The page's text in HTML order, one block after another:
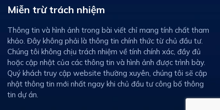
Miễn trừ trách nhiệm
Thông tin và hình ảnh trong bài viết chỉ mang tính chất tham
khảo. Đây không phải là thông tin chính thức từ chủ đầu tư.
Chúng tôi không chịu trách nhiệm về tính chính xác, đầy đủ
hoặc cập nhật của các thông tin và hình ảnh được trình bày.
Quý khách truy cập website thường xuyên, chúng tôi sẽ cập
nhật thông tin mới nhất ngay khi chủ đầu tư công bố thông
tin dự án.